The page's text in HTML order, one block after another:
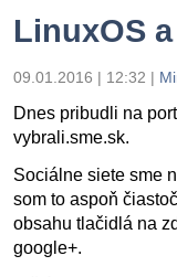
LinuxOS
09.01.2016 | 12:32 |
Dnes pribudli na
vybrali.sme.sk.
Sociálne siete sme
som to aspoň
obsahu tlačidlá na
google+.